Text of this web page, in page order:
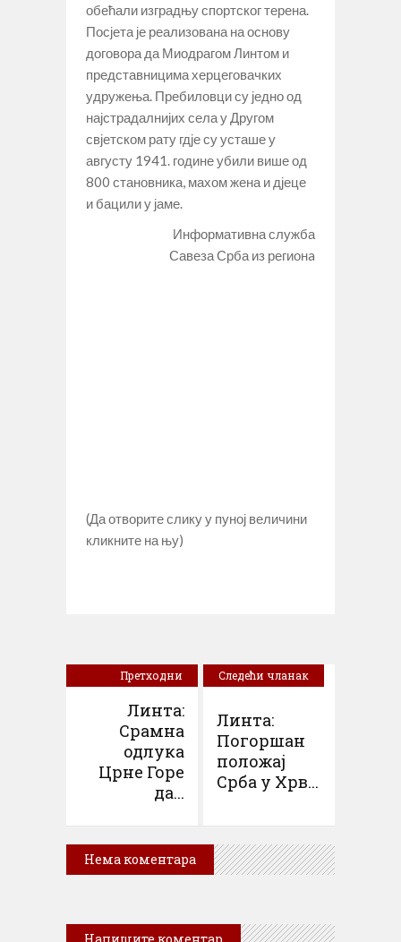
обећали изградњу спортског терена.
Посјета је реализована на основу
договора да Миодрагом Линтом и
представницима херцеговачких
удружења. Пребиловци су једно од
најстрадалнијих села у Другом
свјетском рату гдје су усташе у
августу 1941. године убили више од
800 становника, махом жена и дјеце
и бацили у јаме.
Информативна служба
Савеза Срба из регионa
(Да отворите слику у пуној величини
кликните на њу)
Претходни
Линта:
Срамна
одлука
Црне Горе
да...
Следећи чланак
Линта:
Погоршан
положај
Срба у Хрв...
Нема коментара
Напишите коментар